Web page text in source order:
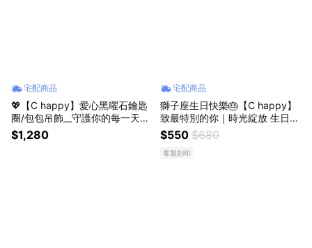
宅配商品
💖【C happy】愛心黑曜石鑰匙
圈/包包吊飾__守護你的每一天_
生日禮物_送男生首選
$1,280
宅配商品
獅子座生日快樂🎂【C happy】
致最特別的你｜時光綻放 生日祝
福情書信封花禮_可代寫祝福_可
掛式
$550 $680
客製刻印